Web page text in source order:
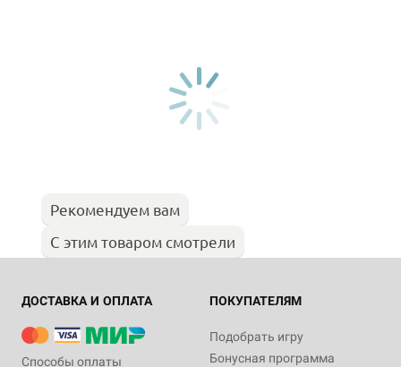
Рекомендуем вам
С этим товаром смотрели
ДОСТАВКА И ОПЛАТА
Способы оплаты
ПОКУПАТЕЛЯМ
Подобрать игру
Бонусная программа